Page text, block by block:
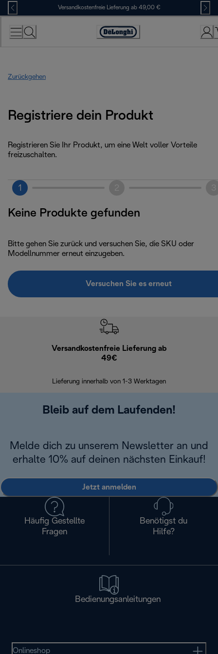
Skip
to
Content
Versandkostenfreie Lieferung ab 49,00 €
Erklärung
Zurückgehen
Registriere dein Produkt
Registrieren Sie Ihr Produkt, um eine Welt voller Vorteile
freizuschalten.
1
Keine Produkte gefunden
Bitte gehen Sie zurück und versuchen Sie, die SKU oder
Modellnummer erneut einzugeben.
Versuchen Sie es erneut
Versandkostenfreie Lieferung ab
49€
Lieferung innerhalb von 1-3 Werktagen
Bleib auf dem Laufenden!
Melde dich zu unserem Newsletter an und
erhalte 10% auf deinen nächsten Einkauf!
Jetzt anmelden
Häufig Gestellte
Fragen
Benötigst du
Hilfe?
Bedienungsanleitungen
Onlineshop